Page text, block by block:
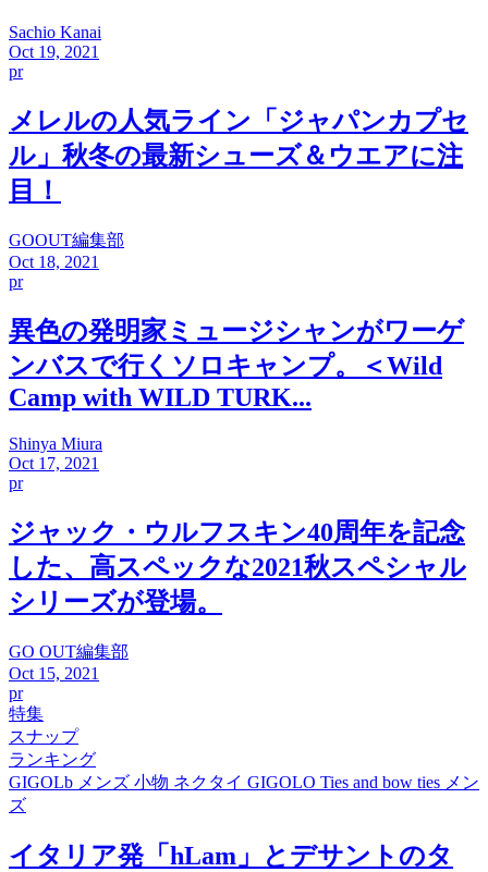
Sachio Kanai
Oct 19, 2021
pr
メレルの人気ライン「ジャパンカプセ
ル」秋冬の最新シューズ＆ウエアに注
目！
GOOUT編集部
Oct 18, 2021
pr
異色の発明家ミュージシャンがワーゲ
ンバスで行くソロキャンプ。＜Wild
Camp with WILD TURK...
Shinya Miura
Oct 17, 2021
pr
ジャック・ウルフスキン40周年を記念
した、高スペックな2021秋スペシャル
シリーズが登場。
GO OUT編集部
Oct 15, 2021
pr
特集
スナップ
ランキング
GIGOLb メンズ 小物 ネクタイ GIGOLO Ties and bow ties メン
ズ
イタリア発「hLam」とデサントのタ